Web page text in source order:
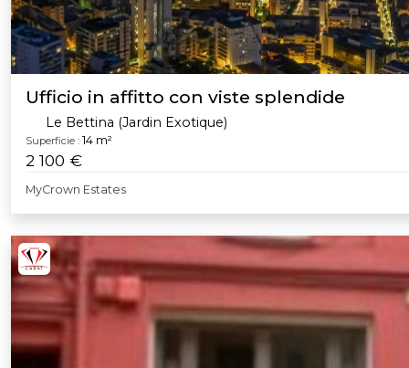
Ufficio in affitto con viste splendide
Le Bettina (Jardin Exotique)
Superficie : 14 m²
2 100 €
MyCrown Estates